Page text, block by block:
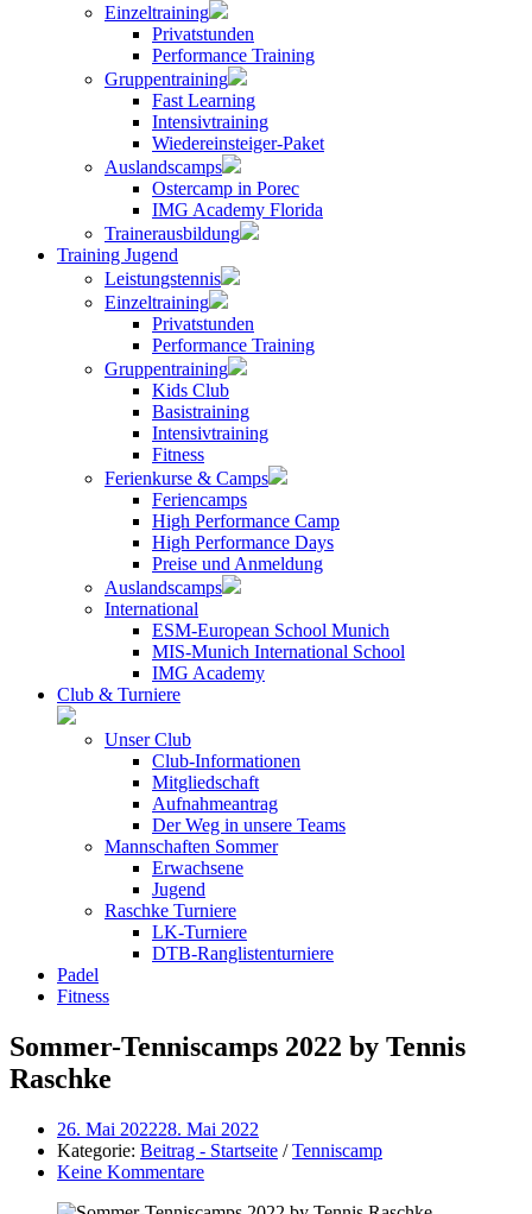
Einzeltraining
Privatstunden
Performance Training
Gruppentraining
Fast Learning
Intensivtraining
Wiedereinsteiger-Paket
Auslandscamps
Ostercamp in Porec
IMG Academy Florida
Trainerausbildung
Training Jugend
Leistungstennis
Einzeltraining
Privatstunden
Performance Training
Gruppentraining
Kids Club
Basistraining
Intensivtraining
Fitness
Ferienkurse & Camps
Feriencamps
High Performance Camp
High Performance Days
Preise und Anmeldung
Auslandscamps
International
ESM-European School Munich
MIS-Munich International School
IMG Academy
Club & Turniere
Unser Club
Club-Informationen
Mitgliedschaft
Aufnahmeantrag
Der Weg in unsere Teams
Mannschaften Sommer
Erwachsene
Jugend
Raschke Turniere
LK-Turniere
DTB-Ranglistenturniere
Padel
Fitness
Sommer-Tenniscamps 2022 by Tennis
Raschke
26. Mai 202228. Mai 2022
Kategorie: Beitrag - Startseite /Tenniscamp
Keine Kommentare